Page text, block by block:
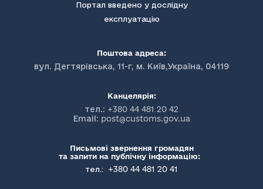
Портал введено у дослідну
експлуатацію
Поштова адреса:
вул. Дегтярівська, 11-г, м. Київ,Україна, 04119
Канцелярія:
тел.: +380 44 481 20 42
Email: post@customs.gov.ua
Письмові звернення громадян
та запити на публічну інформацію:
тел.:
+380 44 481 20 41